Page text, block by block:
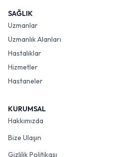
SAĞLIK
Uzmanlar
Uzmanlık Alanları
Hastalıklar
Hizmetler
Hastaneler
KURUMSAL
Hakkımızda
Bize Ulaşın
Gizlilik Politikası